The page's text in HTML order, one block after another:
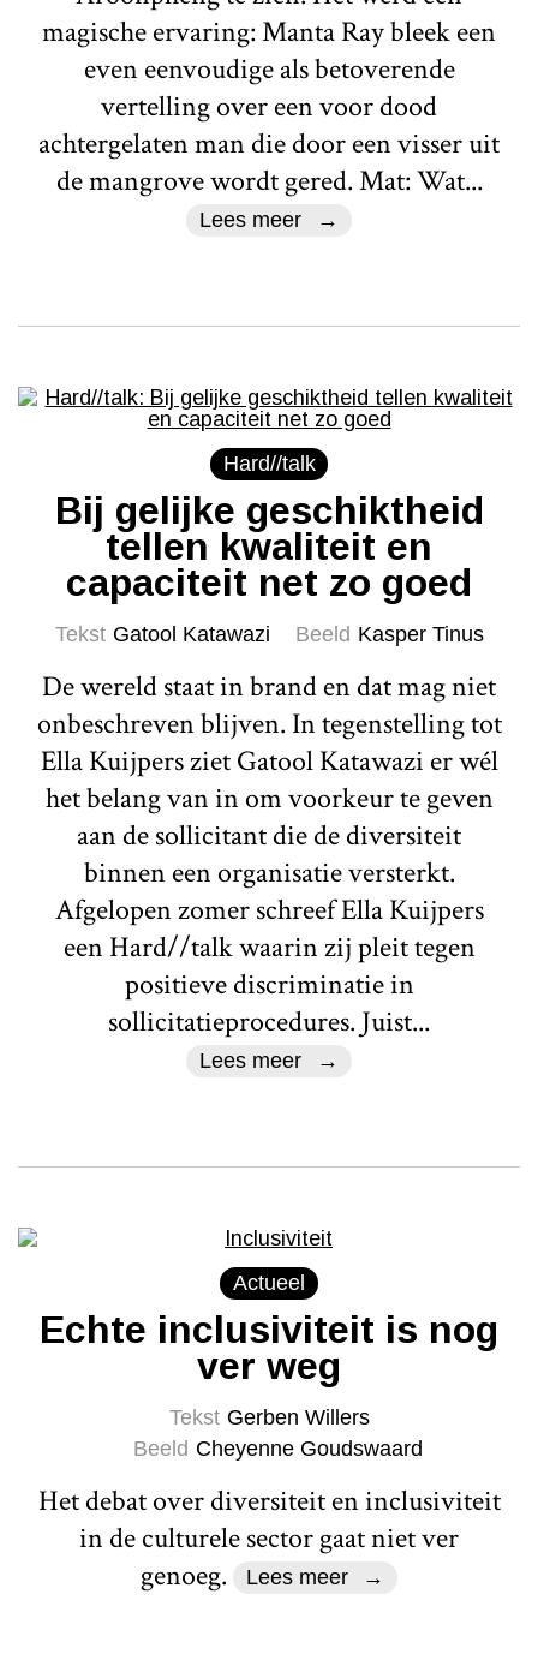
magische ervaring: Manta Ray bleek een
even eenvoudige als betoverende
vertelling over een voor dood
achtergelaten man die door een visser uit
de mangrove wordt gered. Mat: Wat...
Lees meer
Hard//talk
Bij gelijke geschiktheid
tellen kwaliteit en
capaciteit net zo goed
Tekst Gatool Katawazi Beeld Kasper Tinus
De wereld staat in brand en dat mag niet
onbeschreven blijven. In tegenstelling tot
Ella Kuijpers ziet Gatool Katawazi er wél
het belang van in om voorkeur te geven
aan de sollicitant die de diversiteit
binnen een organisatie versterkt.
Afgelopen zomer schreef Ella Kuijpers
een Hard//talk waarin zij pleit tegen
positieve discriminatie in
sollicitatieprocedures. Juist...
Lees meer
Actueel
Echte inclusiviteit is nog
ver weg
Tekst Gerben Willers
Beeld Cheyenne Goudswaard
Het debat over diversiteit en inclusiviteit
in de culturele sector gaat niet ver
genoeg.
Lees meer